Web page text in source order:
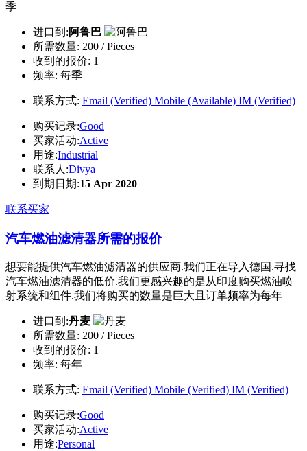
季
进口到:阿鲁巴
所需数量: 200 / Pieces
收到的报价: 1
频率: 每季
联系方式: Email (Verified) Mobile (Available) IM (Verified)
购买记录:Good
买家活动:Active
用途:Industrial
联系人:Divya
到期日期:15 Apr 2020
联系买家
汽车燃油滤清器所需的报价
想要能提供汽车燃油滤清器的供应商.我们正在导入德国.寻找
汽车燃油滤清器的低价.我们更感兴趣的是从印度购买燃油喷
射系统和组件.我们将购买的数量是巨大且订单频率为每年
进口到:丹麦
所需数量: 200 / Pieces
收到的报价: 1
频率: 每年
联系方式: Email (Verified) Mobile (Verified) IM (Verified)
购买记录:Good
买家活动:Active
用途:Personal